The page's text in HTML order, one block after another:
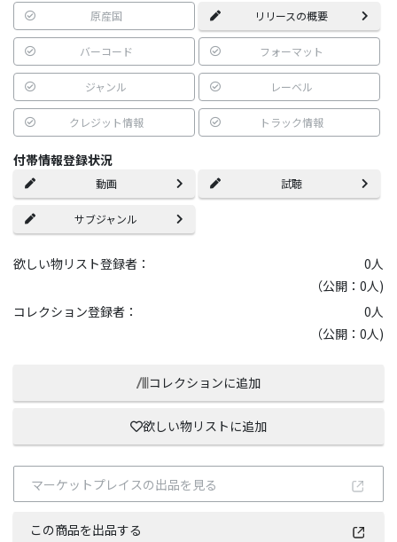
原産国 リリースの概要
バーコード フォーマット
ジャンル レーベル
クレジット情報 トラック情報
付帯情報登録状況
動画 試聴
サブジャンル
欲しい物リスト登録者： 0人
（公開：0人)
コレクション登録者：
0人
（公開：0人)
コレクションに追加
欲しい物リストに追加
マーケットプレイスの出品を見る
この商品を出品する